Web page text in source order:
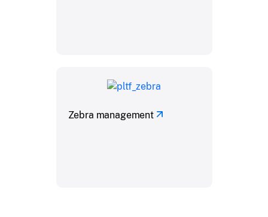
Zebra management